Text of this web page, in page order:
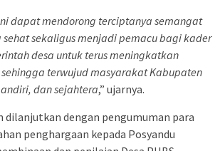
dapat mendorong terciptanya semangat
sekaligus menjadi pemacu bagi kader
desa untuk terus meningkatkan
terwujud masyarakat Kabupaten
dan sejahtera,” ujarnya.
dilanjutkan dengan pengumuman para
penghargaan kepada Posyandu